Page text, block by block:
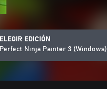
ELEGIR EDICIÓN
Perfect Ninja Painter 3 (Windows)